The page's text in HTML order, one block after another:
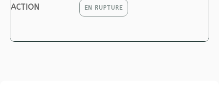
EN RUPTURE